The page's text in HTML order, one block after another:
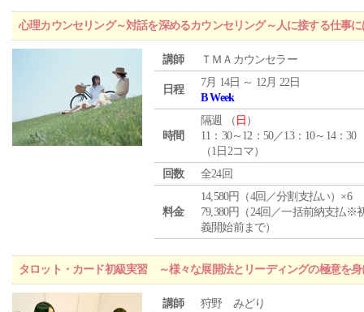
心理カウンセリング～対話を深めるカウンセリング～人に接する仕事
講師 ＴＭＡカウンセラー
日程
7月 14日 ～ 12月 22日
B Week
時間
隔週 （ 日 ）
11：30～12：50／13：10～14：30
（1日2コマ）
回数
全24回
料金
14,580円（4回／分割支払い）×6
79,380円（24回／一括前納支払※
義開始前まで）
タロット・カード初級実習 ～様々な展開法とリーディングの極意を身
講師 狩野 みどり